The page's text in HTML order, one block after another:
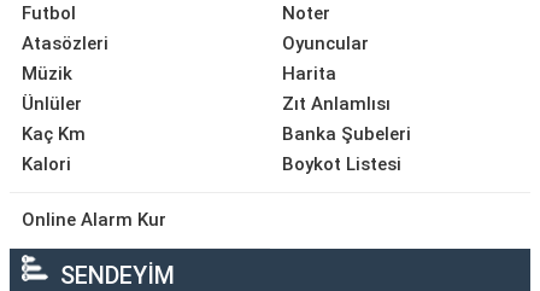
Futbol
Atasözleri
Müzik
Ünlüler
Kaç Km
Kalori
Noter
Oyuncular
Harita
Zıt Anlamlısı
Banka Şubeleri
Boykot Listesi
Online Alarm Kur
SENDEYİM